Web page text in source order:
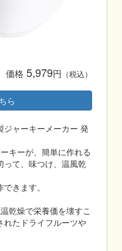
価格 5,979円 （税込）
ら
ジャーキーメーカー 発
キーが、簡単に作れる
って、味つけ、温風乾
きます。
乾燥で栄養価を壊すこ
れたドライフルーツや